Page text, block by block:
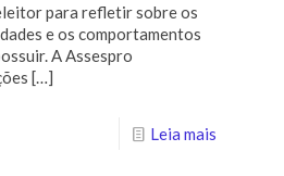
para refletir sobre os
e os comportamentos
A Assespro
[…]
Leia mais